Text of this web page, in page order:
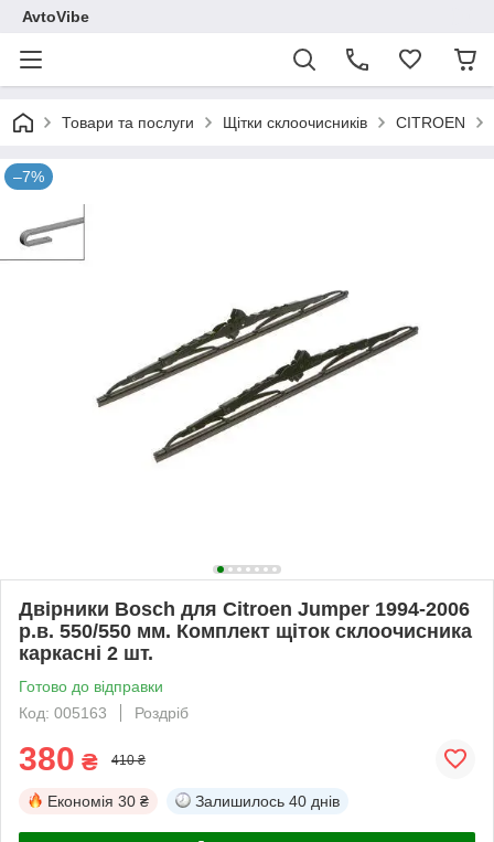
AvtoVibe
Товари та послуги Щітки склоочисників CITROEN
–7%
Двірники Bosch для Citroen Jumper 1994-2006
р.в. 550/550 мм. Комплект щіток склоочисника
каркасні 2 шт.
Готово до відправки
Код: 005163
Роздріб
380 ₴ 410 ₴
Економія 30 ₴ Залишилось 40 днів